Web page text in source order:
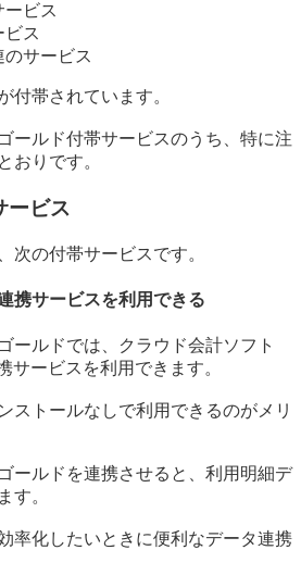
ビス
ビス
サービス
付帯されています。
ールド付帯サービスのうち、特に注
おりです。
ービス
次の付帯サービスです。
携サービスを利用できる
ールドでは、クラウド会計ソフト
サービスを利用できます。
ストールなしで利用できるのがメリ
ールドを連携させると、利用明細デ
す。
率化したいときに便利なデータ連携